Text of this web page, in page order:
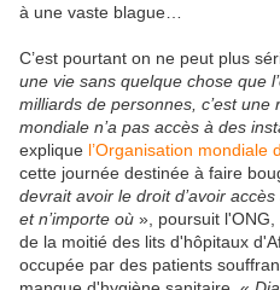
à une vaste blague…
C’est pourtant on ne peut plus
une vie sans quelque chose que
milliards de personnes, c’est
mondiale n’a pas accès à des
explique l’Organisation mondiale
cette journée destinée à faire
devrait avoir le droit d’avoir
et n’importe où », poursuit
de la moitié des lits d'hôpitaux
occupée par des patients